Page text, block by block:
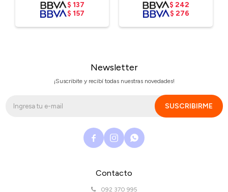
$ 137
$ 157
$ 242
$ 276
Contacto
092 370 995
Newsletter
¡Suscribite y recibí todas nuestras novedades!
SUSCRIBIRME
  